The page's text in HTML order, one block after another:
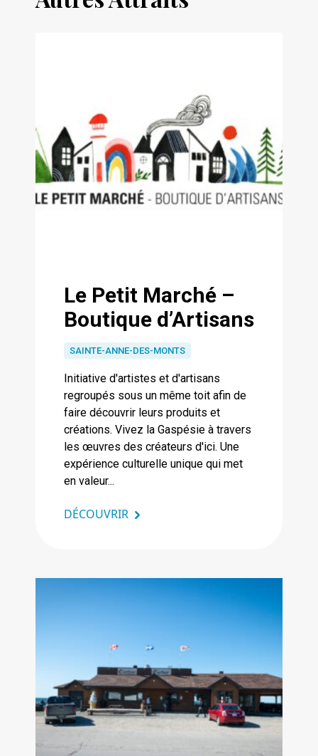
Le Petit Marché –
Boutique d’Artisans
SAINTE-ANNE-DES-MONTS
Initiative d'artistes et d'artisans
regroupés sous un même toit afin de
faire découvrir leurs produits et
créations. Vivez la Gaspésie à travers
les œuvres des créateurs d'ici. Une
expérience culturelle unique qui met
en valeur...
DÉCOUVRIR